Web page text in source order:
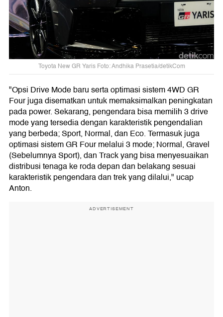
Toyota New GR Yaris Foto: Andhika Prasetia/detikCom
"Opsi Drive Mode baru serta optimasi sistem 4WD GR
Four juga disematkan untuk memaksimalkan peningkatan
pada power. Sekarang, pengendara bisa memilih 3 drive
mode yang tersedia dengan karakteristik pengendalian
yang berbeda; Sport, Normal, dan Eco. Termasuk juga
optimasi sistem GR Four melalui 3 mode; Normal, Gravel
(Sebelumnya Sport), dan Track yang bisa menyesuaikan
distribusi tenaga ke roda depan dan belakang sesuai
karakteristik pengendara dan trek yang dilalui," ucap
Anton.
ADVERTISEMENT